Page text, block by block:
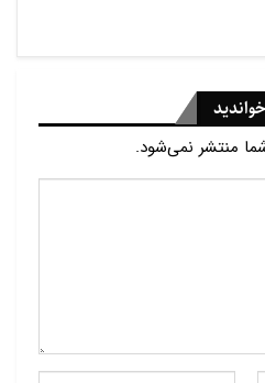
منتشر نمی‌شود.